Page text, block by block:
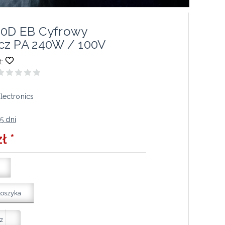
EB Cyfrowy
PA 240W / 100V
dni
*